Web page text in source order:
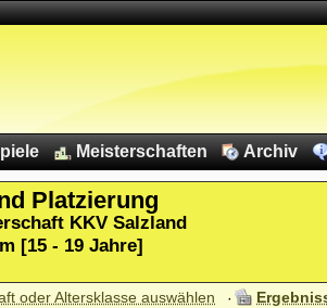
Meisterschaften Archiv
Platzierung
KKV Salzland
[15 - 19 Jahre]
oder Altersklasse auswählen